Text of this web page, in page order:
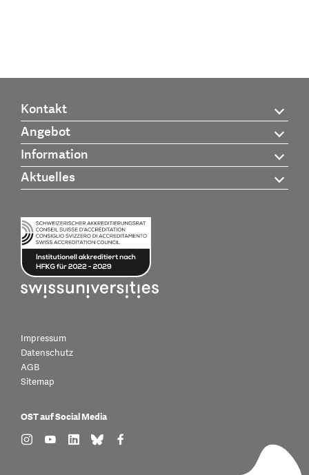
Kontakt
Angebot
Information
Aktuelles
Impressum
Datenschutz
AGB
Sitemap
OST auf Social Media
find us on: instagram
find us on: youtube
find us on: linkedin
find us on: bluesky
find us on: facebook